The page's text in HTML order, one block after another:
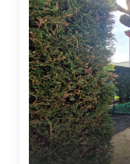
NOS
BIENS
VENDUS
LOCAL
PRO